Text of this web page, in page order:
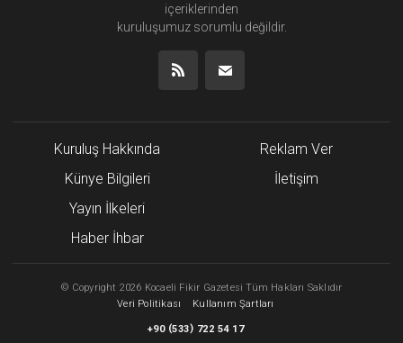
içeriklerinden
kuruluşumuz sorumlu değildir.
Kuruluş Hakkında
Künye Bilgileri
Yayın İlkeleri
Haber İhbar
Reklam Ver
İletişim
© Copyright 2026 Kocaeli Fikir Gazetesi Tüm Hakları Saklıdır
Veri Politikası
Kullanım Şartları
+90 (533) 722 54 17